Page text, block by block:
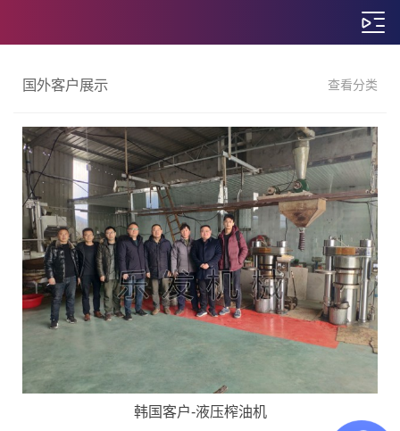
国外客户展示 查看分类
韩国客户-液压榨油机